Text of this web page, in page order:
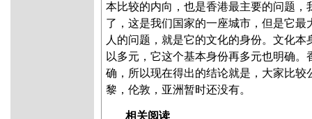
本比较的内向，也是香港最主要的问题，
了，这是我们国家的一座城市，但是它最
人的问题，就是它的文化的身份。文化本
以多元，它这个基本身份再多元也明确。
确，所以现在得出的结论就是，大家比较
黎，伦敦，亚洲暂时还没有。
相关阅读